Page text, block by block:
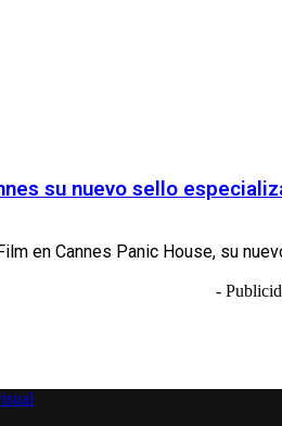
su nuevo sello
en Cannes Panic House, su
-